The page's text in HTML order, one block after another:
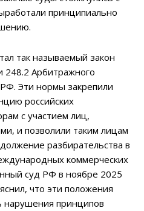
принципиально
так называемый закон
248.2 Арбитражного
Эти нормы закрепили
российских
с участием лиц,
и позволили таким лицам
разбирательства в
коммерческих
суд РФ в ноябре 2025
что эти положения
нарушения принципов